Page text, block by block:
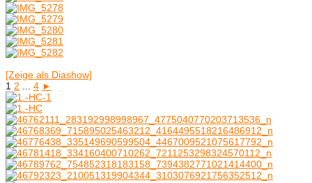
[Zeige als Diashow]
1 2 4 ►